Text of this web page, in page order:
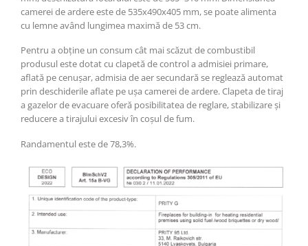
camerei de ardere este de 535x490x405 mm, se poate alimenta
cu lemne având lungimea maximă de 53 cm.
Pentru a obține un consum cât mai scăzut de combustibil
produsul este dotat cu clapetă de control a admisiei primare,
aflată pe cenușar, admisia de aer secundară se reglează automat
prin deschiderile aflate pe ușa camerei de ardere. Clapeta de tiraj
a gazelor de evacuare oferă posibilitatea de reglare, stabilizare și
reducere a tirajului excesiv în coșul de fum.
Randamentul este de 78,3%.